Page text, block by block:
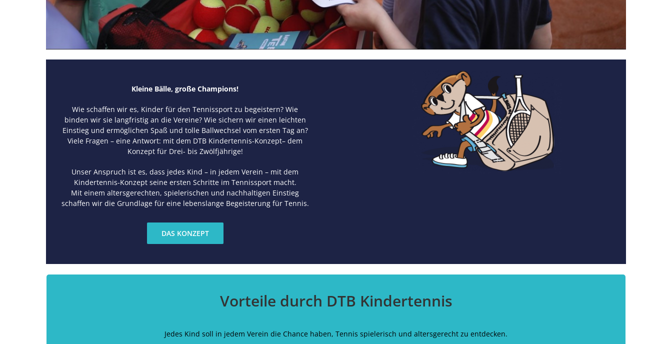
Kleine Bälle, große Champions!
Wie schaffen wir es, Kinder für den Tennissport zu begeistern? Wie
binden wir sie langfristig an die Vereine? Wie sichern wir einen leichten
Einstieg und ermöglichen Spaß und tolle Ballwechsel vom ersten Tag an?
Viele Fragen – eine Antwort: mit dem DTB Kindertennis-Konzept– dem
Konzept für Drei- bis Zwölfjährige!
Unser Anspruch ist es, dass jedes Kind – in jedem Verein – mit dem
Kindertennis-Konzept seine ersten Schritte im Tennissport macht.
Mit einem altersgerechten, spielerischen und nachhaltigen Einstieg
schaffen wir die Grundlage für eine lebenslange Begeisterung für Tennis.
DAS KONZEPT
Vorteile durch DTB Kindertennis
Jedes Kind soll in jedem Verein die Chance haben, Tennis spielerisch und altersgerecht zu entdecken.